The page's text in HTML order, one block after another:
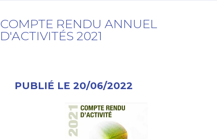
COMPTE RENDU ANNUEL
D'ACTIVITÉS 2021
PUBLIÉ LE 20/06/2022